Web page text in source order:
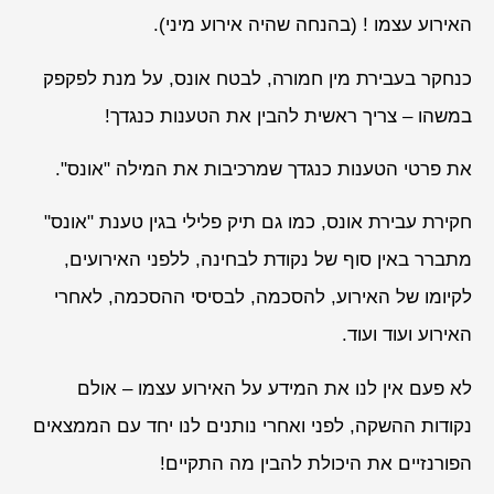
האירוע עצמו ! (בהנחה שהיה אירוע מיני).
כנחקר בעבירת מין חמורה, לבטח אונס, על מנת לפקפק
במשהו – צריך ראשית להבין את הטענות כנגדך!
את פרטי הטענות כנגדך שמרכיבות את המילה "אונס".
חקירת עבירת אונס, כמו גם תיק פלילי בגין טענת "אונס"
מתברר באין סוף של נקודת לבחינה, ללפני האירועים,
לקיומו של האירוע, להסכמה, לבסיסי ההסכמה, לאחרי
האירוע ועוד ועוד.
לא פעם אין לנו את המידע על האירוע עצמו – אולם
נקודות ההשקה, לפני ואחרי נותנים לנו יחד עם הממצאים
הפורנזיים את היכולת להבין מה התקיים!